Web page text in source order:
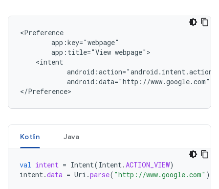
app:title="View
android:data="http://www.google.com"
</Preference>
Kotlin Java
val intent = Intent(Intent.ACTION_VIEW)
intent.data = Uri .parse( "http://www.google.com" )